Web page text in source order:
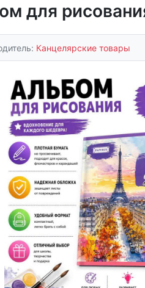
для
Канцелярские товары